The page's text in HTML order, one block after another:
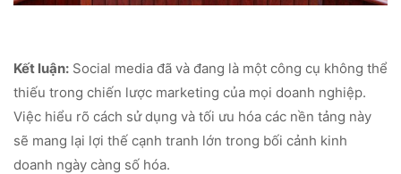
Kết luận: Social media đã và đang là một công cụ không thể
thiếu trong chiến lược marketing của mọi doanh nghiệp.
Việc hiểu rõ cách sử dụng và tối ưu hóa các nền tảng này
sẽ mang lại lợi thế cạnh tranh lớn trong bối cảnh kinh
doanh ngày càng số hóa.